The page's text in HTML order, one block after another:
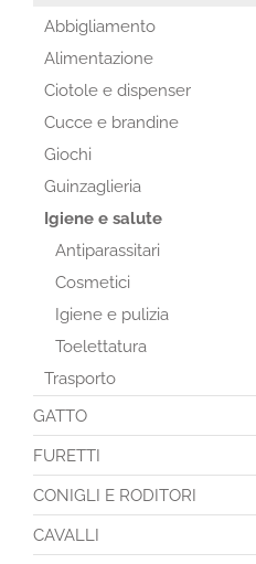
Abbigliamento
Alimentazione
Ciotole e dispenser
Cucce e brandine
Giochi
Guinzaglieria
Igiene e salute
Antiparassitari
Cosmetici
Igiene e pulizia
Toelettatura
Trasporto
GATTO
FURETTI
CONIGLI E RODITORI
CAVALLI